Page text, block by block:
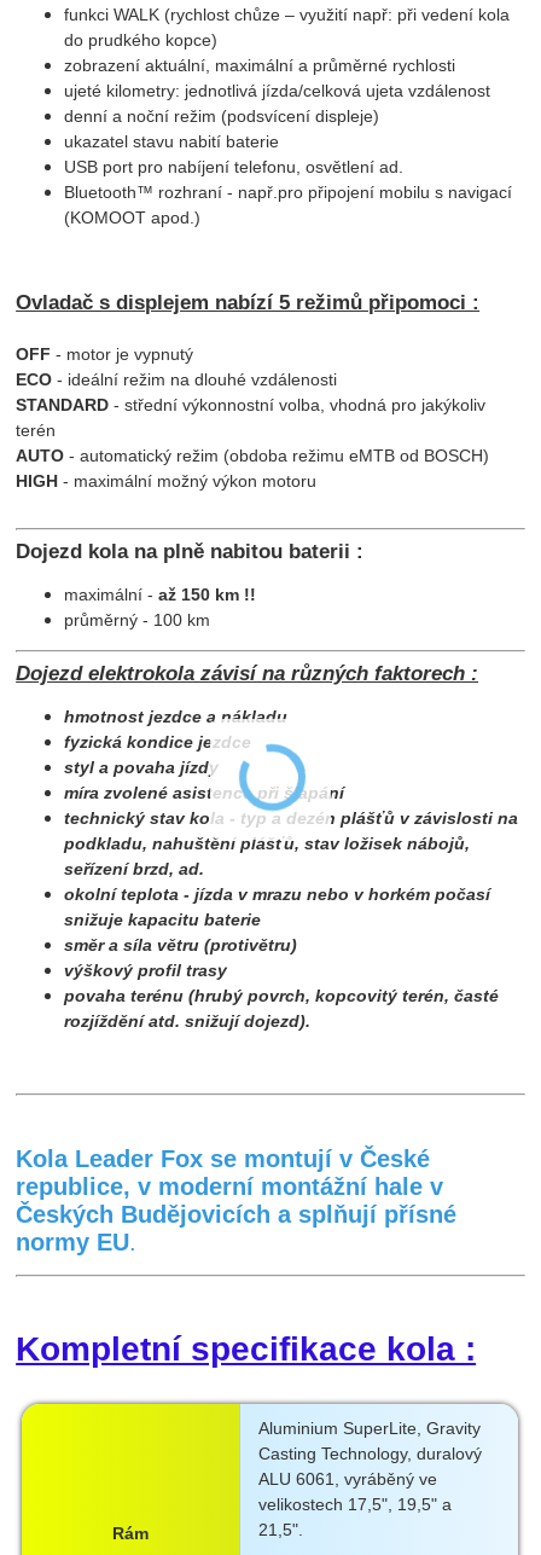
funkci WALK (rychlost chůze – využití např: při vedení kola
do prudkého kopce)
zobrazení aktuální, maximální a průměrné rychlosti
ujeté kilometry: jednotlivá jízda/celková ujeta vzdálenost
denní a noční režim (podsvícení displeje)
ukazatel stavu nabití baterie
USB port pro nabíjení telefonu, osvětlení ad.
Bluetooth™ rozhraní - např.pro připojení mobilu s navigací
(KOMOOT apod.)
Ovladač s displejem nabízí 5 režimů připomoci :
OFF - motor je vypnutý
ECO - ideální režim na dlouhé vzdálenosti
STANDARD - střední výkonnostní volba, vhodná pro jakýkoliv
terén
AUTO - automatický režim (obdoba režimu eMTB od BOSCH)
HIGH - maximální možný výkon motoru
Dojezd kola na plně nabitou baterii :
maximální -až 150 km !!
průměrný - 100 km
Dojezd elektrokola závisí na různých faktorech :
hmotnost jezdce a nákladu
fyzická kondice jezdce
styl a povaha jízdy
míra zvolené asistence při šlapání
technický stav kola - typ a dezén plášťů v závislosti na
podkladu, nahuštění plášťů, stav ložisek nábojů,
seřízení brzd, ad.
okolní teplota - jízda v mrazu nebo v horkém počasí
snižuje kapacitu baterie
směr a síla větru (protivětru)
výškový profil trasy
povaha terénu (hrubý povrch, kopcovitý terén, časté
rozjíždění atd. snižují dojezd).
Kola Leader Fox se montují v České
republice, v moderní montážní hale v
Českých Budějovicích a splňují přísné
normy EU.
Kompletní specifikace kola :
Rám
Aluminium SuperLite, Gravity
Casting Technology, duralový
ALU 6061, vyráběný ve
velikostech 17,5", 19,5" a
21,5".